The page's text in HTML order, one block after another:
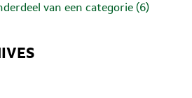
van een categorie (6)